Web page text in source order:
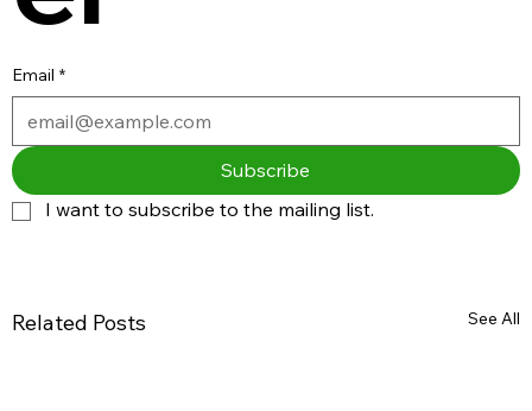
Email *
Subscribe
I want to subscribe to the mailing list.
Related Posts See All